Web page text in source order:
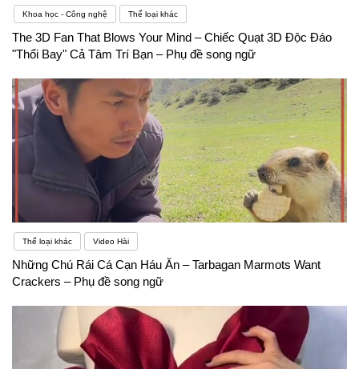
Khoa học - Công nghệ Thể loại khác
The 3D Fan That Blows Your Mind – Chiếc Quạt 3D Độc Đáo
"Thổi Bay" Cả Tâm Trí Bạn – Phụ đề song ngữ
Thể loại khác Video Hài
Những Chú Rái Cá Cạn Háu Ăn – Tarbagan Marmots Want
Crackers – Phụ đề song ngữ